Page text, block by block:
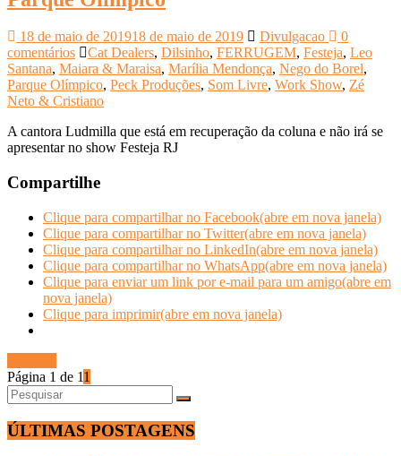
18 de maio de 201918 de maio de 2019 Divulgacao
0
comentários
Cat Dealers, Dilsinho, FERRUGEM, Festeja, Leo
Santana, Maiara & Maraisa, Marília Mendonça, Nego do Borel,
Parque Olímpico, Peck Produções, Som Livre, Work Show, Zé
Neto & Cristiano
A cantora Ludmilla que está em recuperação da coluna e não irá se
apresentar no show Festeja RJ
Compartilhe
Clique para compartilhar no Facebook(abre em nova janela)
Clique para compartilhar no Twitter(abre em nova janela)
Clique para compartilhar no LinkedIn(abre em nova janela)
Clique para compartilhar no WhatsApp(abre em nova janela)
Clique para enviar um link por e-mail para um amigo(abre em
nova janela)
Clique para imprimir(abre em nova janela)
Página 1 de 11
ÚLTIMAS POSTAGENS